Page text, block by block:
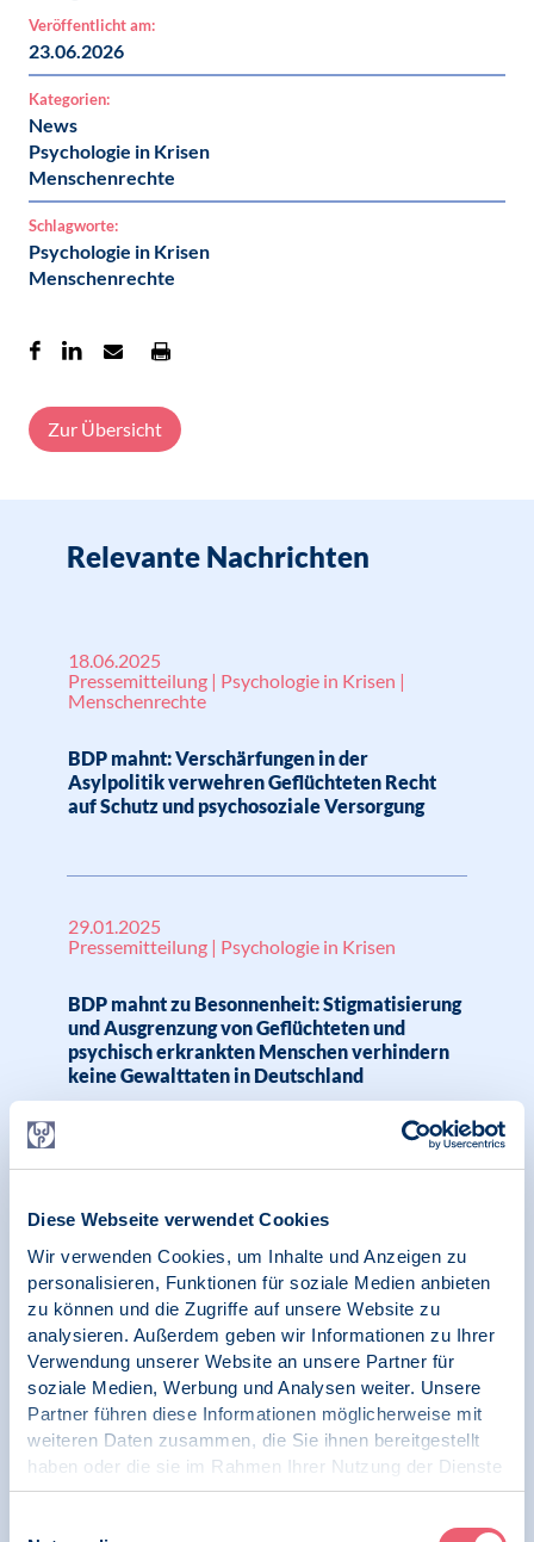
Diese Webseite verwendet Cookies
Wir verwenden Cookies, um Inhalte und Anzeigen zu
personalisieren, Funktionen für soziale Medien anbieten
zu können und die Zugriffe auf unsere Website zu
analysieren. Außerdem geben wir Informationen zu Ihrer
Verwendung unserer Website an unsere Partner für
soziale Medien, Werbung und Analysen weiter. Unsere
Partner führen diese Informationen möglicherweise mit
weiteren Daten zusammen, die Sie ihnen bereitgestellt
haben oder die sie im Rahmen Ihrer Nutzung der Dienste
gesammelt haben.
Veröffentlicht am:
23.06.2026
Kategorien:
News
Psychologie in Krisen
Menschenrechte
Schlagworte:
Psychologie in Krisen
Menschenrechte
Zur Übersicht
Relevante Nachrichten
18.06.2025
Pressemitteilung | Psychologie in Krisen |
Menschenrechte
BDP mahnt: Verschärfungen in der
Asylpolitik verwehren Geflüchteten Recht
auf Schutz und psychosoziale Versorgung
29.01.2025
Pressemitteilung | Psychologie in Krisen
BDP mahnt zu Besonnenheit: Stigmatisierung
und Ausgrenzung von Geflüchteten und
psychisch erkrankten Menschen verhindern
keine Gewalttaten in Deutschland
Betreuung von Geflüchteten kaum mehr
möglich?, BDP, Tagesspiegel Background
18.06.2024
Pressemitteilung | Psychologie in Krisen |
Menschenrechte
„Menschen schützen statt Asylverfahren